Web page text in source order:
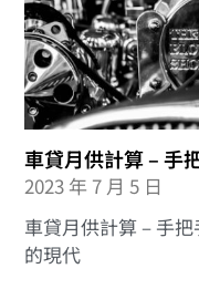
車貸月供計算 – 手
2023 年 7 月 5 日
車貸月供計算 – 手
的現代